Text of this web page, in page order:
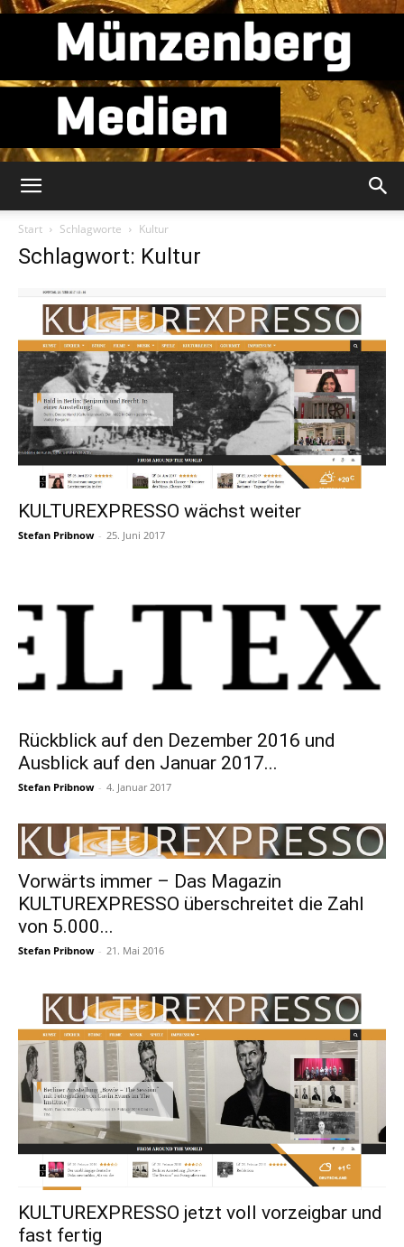
Start Schlagworte Kultur
Schlagwort: Kultur
KULTUREXPRESSO wächst weiter
Stefan Pribnow - 25. Juni 2017
Rückblick auf den Dezember 2016 und
Ausblick auf den Januar 2017...
Stefan Pribnow - 4. Januar 2017
Vorwärts immer – Das Magazin
KULTUREXPRESSO überschreitet die Zahl
von 5.000...
Stefan Pribnow - 21. Mai 2016
KULTUREXPRESSO jetzt voll vorzeigbar und
fast fertig